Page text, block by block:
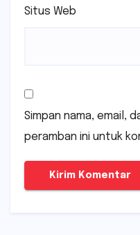
Situs Web
Simpan nama, email,
peramban ini untuk